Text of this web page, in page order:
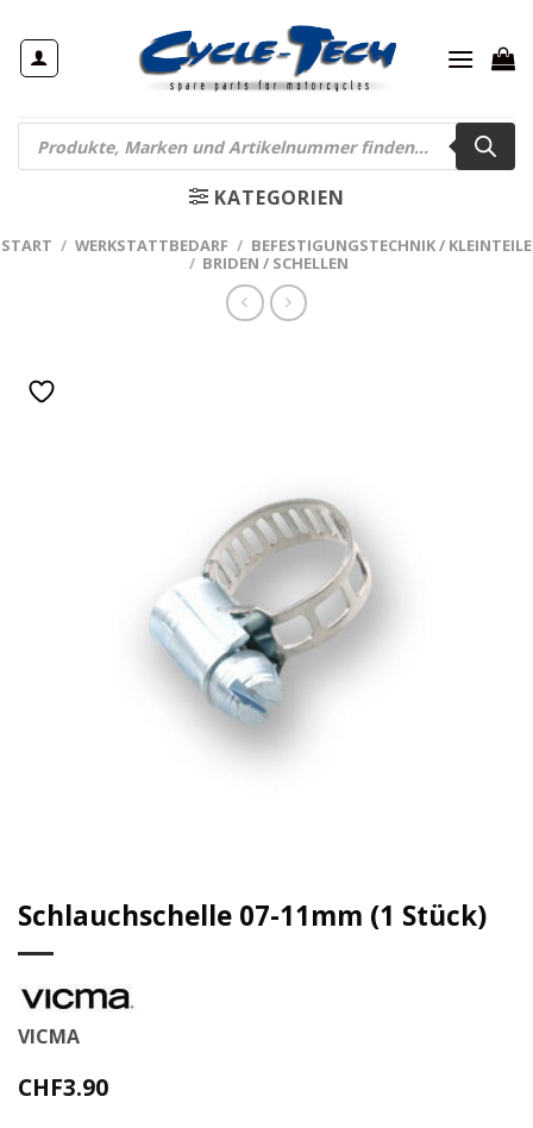
Inhalt
springen
Products
search
KATEGORIEN
START / WERKSTATTBEDARF / BEFESTIGUNGSTECHNIK / KLEINTEILE
/ BRIDEN / SCHELLEN
Schlauchschelle 07-11mm (1 Stück)
VICMA
CHF3.90